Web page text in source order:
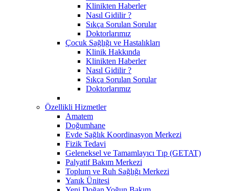
Klinikten Haberler
Nasıl Gidilir ?
Sıkça Sorulan Sorular
Doktorlarımız
Çocuk Sağlığı ve Hastalıkları
Klinik Hakkında
Klinikten Haberler
Nasıl Gidilir ?
Sıkça Sorulan Sorular
Doktorlarımız
Özellikli Hizmetler
Amatem
Doğumhane
Evde Sağlık Koordinasyon Merkezi
Fizik Tedavi
Geleneksel ve Tamamlayıcı Tıp (GETAT)
Palyatif Bakım Merkezi
Toplum ve Ruh Sağlığı Merkezi
Yanık Ünitesi